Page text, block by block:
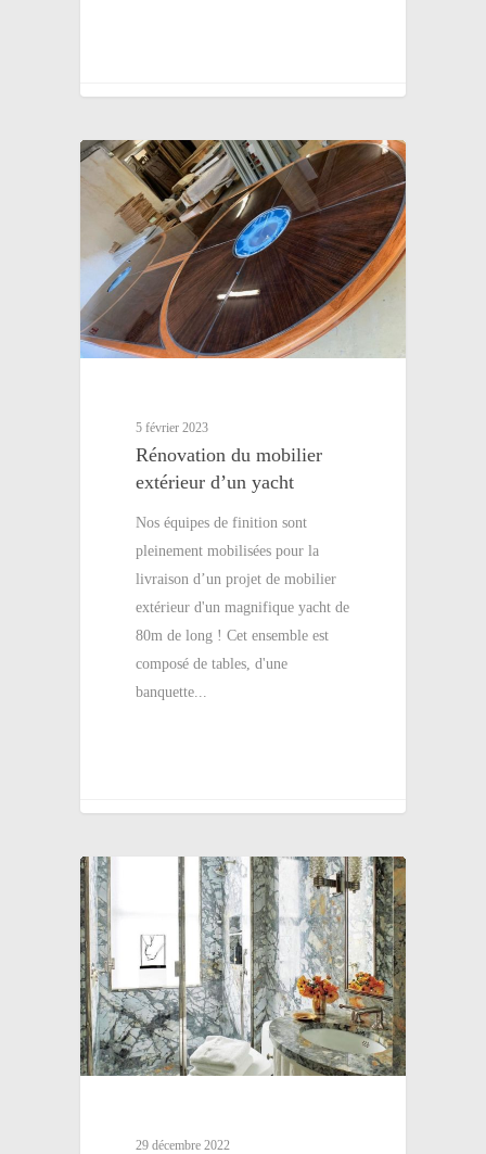
5 février 2023
Rénovation du mobilier
extérieur d’un yacht
Nos équipes de finition sont
pleinement mobilisées pour la
livraison d’un projet de mobilier
extérieur d'un magnifique yacht de
80m de long ! Cet ensemble est
composé de tables, d'une
banquette...
29 décembre 2022